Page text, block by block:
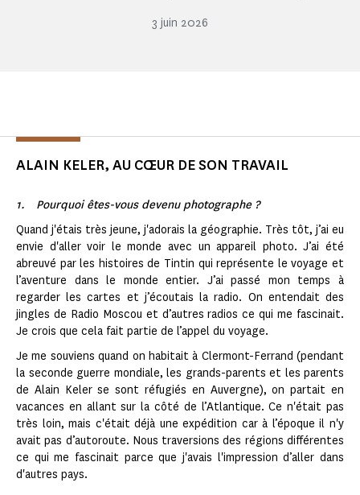
3 juin 2026
ALAIN KELER, AU CŒUR DE SON TRAVAIL
1. Pourquoi êtes-vous devenu photographe ?
Quand j'étais très jeune, j'adorais la géographie. Très tôt, j’ai eu
envie d'aller voir le monde avec un appareil photo. J’ai été
abreuvé par les histoires de Tintin qui représente le voyage et
l’aventure dans le monde entier. J’ai passé mon temps à
regarder les cartes et j’écoutais la radio. On entendait des
jingles de Radio Moscou et d’autres radios ce qui me fascinait.
Je crois que cela fait partie de l’appel du voyage.
Je me souviens quand on habitait à Clermont-Ferrand (pendant
la seconde guerre mondiale, les grands-parents et les parents
de Alain Keler se sont réfugiés en Auvergne), on partait en
vacances en allant sur la côté de l’Atlantique. Ce n'était pas
très loin, mais c'était déjà une expédition car à l’époque il n'y
avait pas d’autoroute. Nous traversions des régions différentes
ce qui me fascinait parce que j'avais l'impression d’aller dans
d'autres pays.